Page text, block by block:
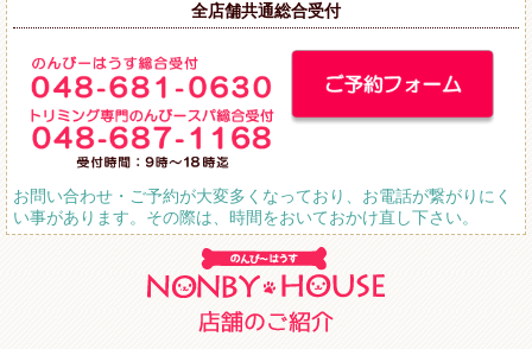
全店舗共通総合受付
お問い合わせ・ご予約が大変多くなっており、お電話が繋がりにく
い事があります。その際は、時間をおいておかけ直し下さい。